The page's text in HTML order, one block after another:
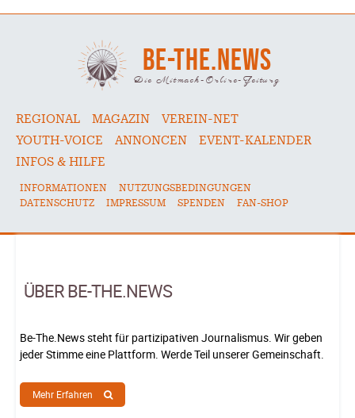
BE-THE.NEWS
Die Mitmach-Online-Zeitung
REGIONAL MAGAZIN
VEREIN-NET
YOUTH-VOICE
ANNONCEN
EVENT-KALENDER
INFOS & HILFE
INFORMATIONEN
NUTZUNGSBEDINGUNGEN
DATENSCHUTZ
IMPRESSUM SPENDEN FAN-SHOP
ÜBER BE-THE.NEWS
Be-The.News steht für partizipativen Journalismus. Wir geben
jeder Stimme eine Plattform. Werde Teil unserer Gemeinschaft.
Mehr Erfahren